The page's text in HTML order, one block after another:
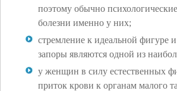
поэтому обычно
болезни именно у них;
стремление к идеальной фигуре
запоры являются одной из
у женщин в силу естественных
приток крови к органам малого